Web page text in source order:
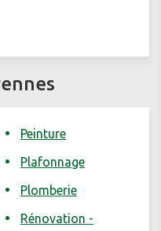
Peinture
Plafonnage
Plomberie
Rénovation -